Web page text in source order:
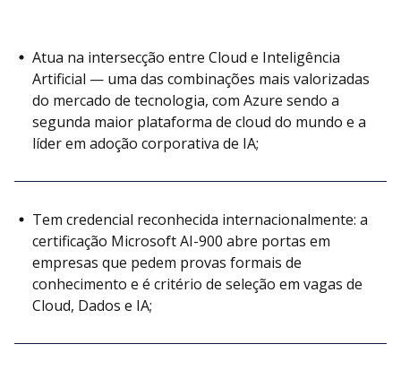
Atua na intersecção entre Cloud e Inteligência
Artificial — uma das combinações mais valorizadas
do mercado de tecnologia, com Azure sendo a
segunda maior plataforma de cloud do mundo e a
líder em adoção corporativa de IA;
Tem credencial reconhecida internacionalmente: a
certificação Microsoft AI-900 abre portas em
empresas que pedem provas formais de
conhecimento e é critério de seleção em vagas de
Cloud, Dados e IA;